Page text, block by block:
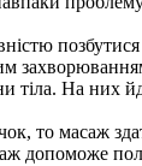
тіла. На
то масаж
допоможе